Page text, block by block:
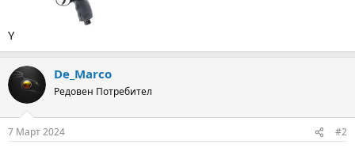
Y
De_Marco
Редовен Потребител
7 Март 2024 #2